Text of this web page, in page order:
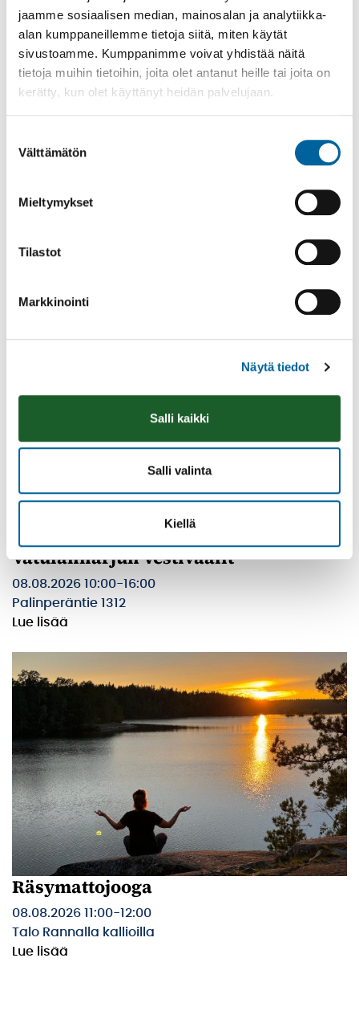
jaamme sosiaalisen median, mainosalan ja analytiikka-
alan kumppaneillemme tietoja siitä, miten käytät
sivustoamme. Kumppanimme voivat yhdistää näitä
tietoja muihin tietoihin, joita olet antanut heille tai joita on
kerätty, kun olet käyttänyt heidän palvelujaan.
valinta
Välttämätön
Mieltymykset
Tilastot
Markkinointi
Näytä tiedot
Salli kaikki
Salli valinta
Kiellä
03.06.2026
Vatulanharjun Vestivaalit
08.08.2026 10:00-16:00
Palinperäntie 1312
Lue lisää
Räsymattojooga
08.08.2026 11:00-12:00
Talo Rannalla kallioilla
Lue lisää